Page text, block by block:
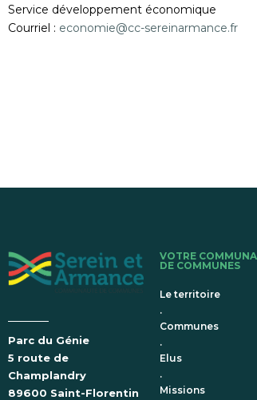
Service développement économique
Courriel : economie@cc-sereinarmance.fr
Parc du Génie
5 route de
Champlandry
89600 Saint-Florentin
VOTRE
DE COMMUNES
Le territoire
.
Communes
.
Elus
.
Missions